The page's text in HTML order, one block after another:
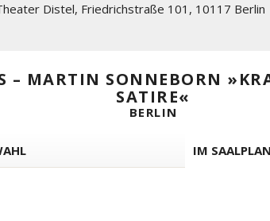
Distel, Friedrichstraße 101 , 10117 Berlin
– MARTIN SONNEBORN
SATIRE«
BERLIN
IM